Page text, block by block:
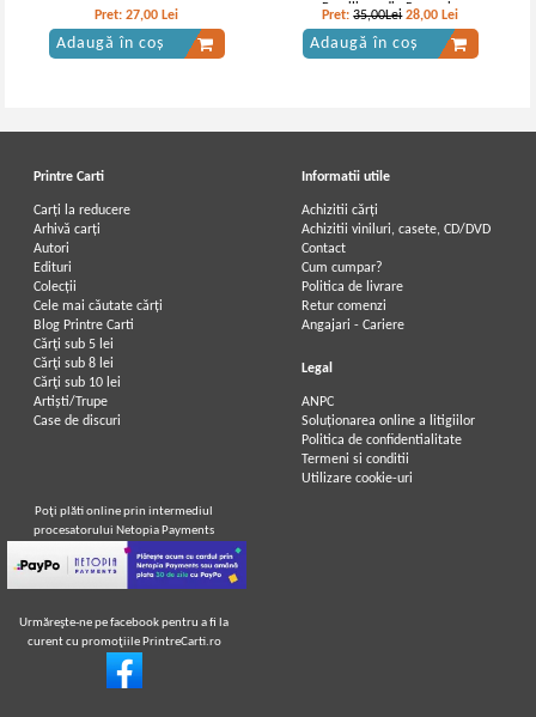
Pret:27,00 Lei
Adaugă în coș
Braziliene din Romania
Pret:35,00Lei 28,00 Lei
Adaugă în coș
Printre Carti
Carți la reducere
Arhivă carți
Autori
Edituri
Colecții
Cele mai căutate cărți
Blog Printre Carti
Cărţi sub 5 lei
Cărţi sub 8 lei
Cărţi sub 10 lei
Artiști/Trupe
Case de discuri
Informatii utile
Achizitii cărți
Achizitii viniluri, casete, CD/DVD
Contact
Cum cumpar?
Politica de livrare
Retur comenzi
Angajari - Cariere
Legal
ANPC
Soluționarea online a litigiilor
Politica de confidentialitate
Termeni si conditii
Utilizare cookie-uri
Poţi plăti online prin intermediul
procesatorului Netopia Payments
Urmăreşte-ne pe facebook pentru a fi la
curent cu promoţiile PrintreCarti.ro